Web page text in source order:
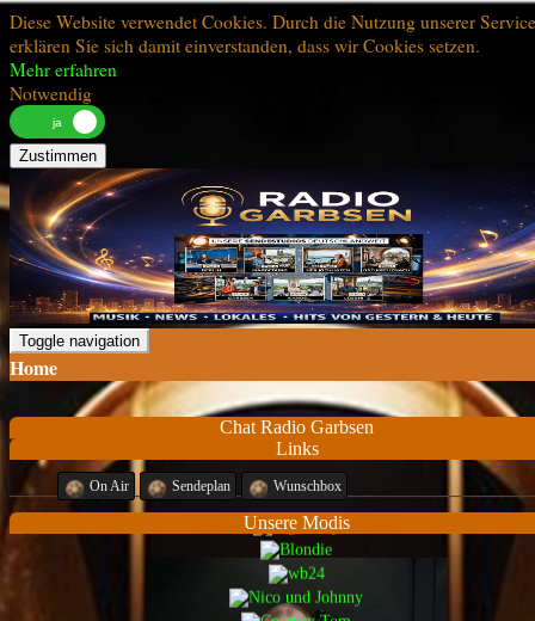
Diese Website verwendet Cookies. Durch die Nutzung unserer
erklären Sie sich damit einverstanden, dass wir Cookies setzen.
Mehr erfahren
Notwendig
Zustimmen
Toggle navigation
Home
Chat Radio Garbsen
Links
On Air Sendeplan Wunschbox
Unsere Modis